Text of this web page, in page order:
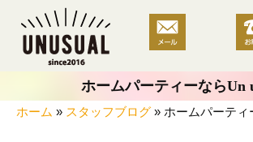
ホームパーティーならUn
ホーム » スタッフブログ » ホームパーティ